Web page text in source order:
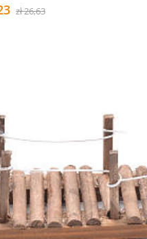
zł 26,63